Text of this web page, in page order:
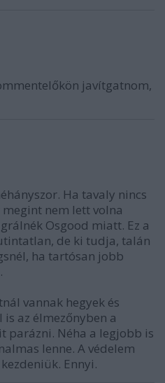
javítgatnom,
Ha tavaly nincs
nem lett volna
Osgood miatt. Ez a
de ki tudja, talán
ha tartósan jobb
vannak hegyek és
az élmezőnyben a
parázni. Néha a legjobb is
lenne. A védelem
Ennyi.